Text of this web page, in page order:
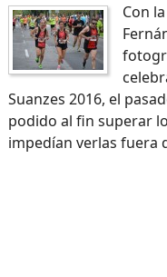
Con
Suanzes 2016, el
podido al fin superar
impedían verlas